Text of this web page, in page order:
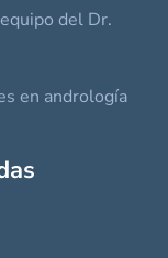
del Dr.
en andrología